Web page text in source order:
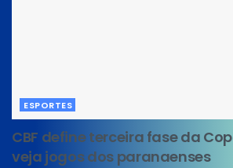
ESPORTES
CBF define terceira fase da
veja jogos dos paranaenses